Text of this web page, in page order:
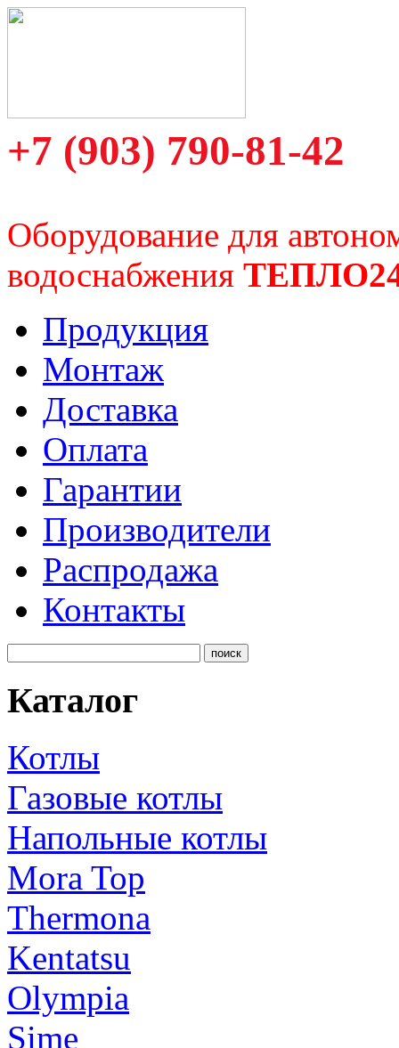
+7 (903) 790-81-42
Оборудование для
водоснабжения
Продукция
Монтаж
Доставка
Оплата
Гарантии
Производители
Распродажа
Контакты
Каталог
Котлы
Газовые котлы
Напольные котлы
Mora Top
Thermona
Kentatsu
Olympia
Sime